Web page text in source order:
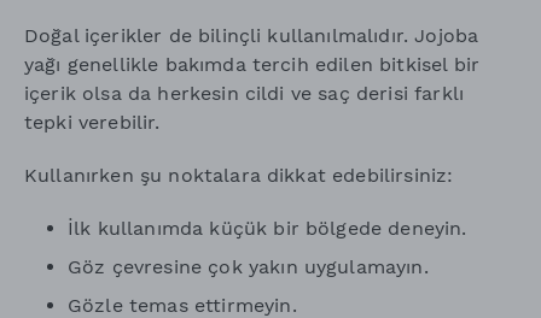
Doğal içerikler de bilinçli kullanılmalıdır. Jojoba
yağı genellikle bakımda tercih edilen bitkisel bir
içerik olsa da herkesin cildi ve saç derisi farklı
tepki verebilir.
Kullanırken şu noktalara dikkat edebilirsiniz:
İlk kullanımda küçük bir bölgede deneyin.
Göz çevresine çok yakın uygulamayın.
Gözle temas ettirmeyin.